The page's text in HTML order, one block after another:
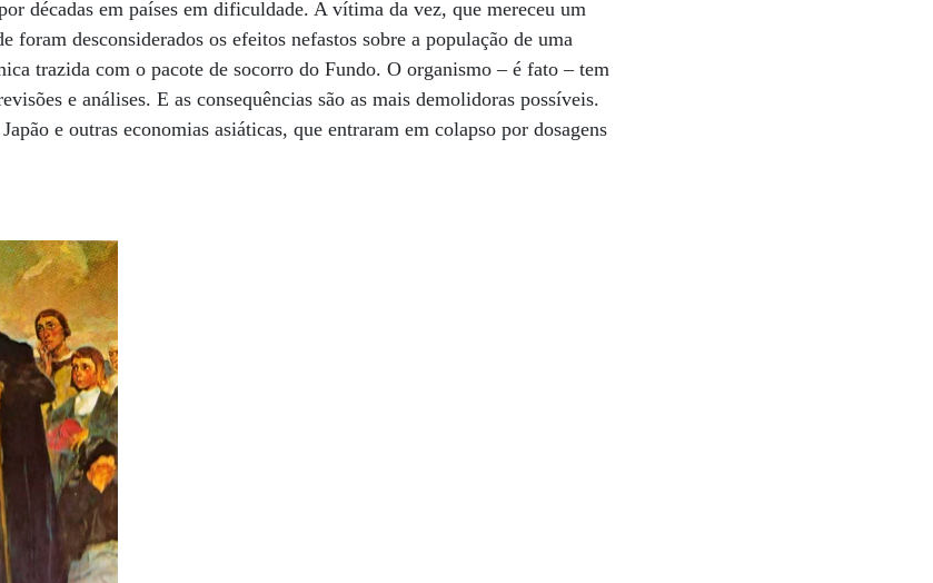
décadas em países em dificuldade. A vítima da vez, que mereceu um
foram desconsiderados os efeitos nefastos sobre a população de uma
trazida com o pacote de socorro do Fundo. O organismo – é fato – tem
e análises. E as consequências são as mais demolidoras possíveis.
e outras economias asiáticas, que entraram em colapso por dosagens